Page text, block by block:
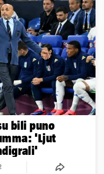
bili puno
'Ljut